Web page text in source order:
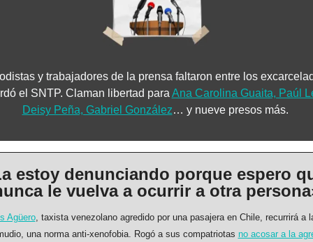
y trabajadores de la prensa faltaron entre los
el SNTP. Claman libertad para Ana Carolina Guaita, Paúl
Deisy Peña, Gabriel González… y nueve presos más.
estoy denunciando porque espero
le vuelva a ocurrir a otra
Agüero, taxista venezolano agredido por una pasajera en Chile, recurrirá a
una norma anti-xenofobia. Rogó a sus compatriotas no acosar a la